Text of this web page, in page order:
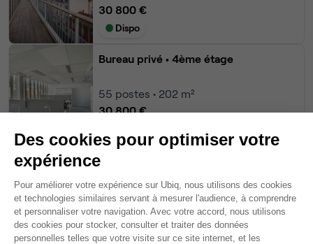
30 800 €
Dispo
Bureau privé • 4ème étage
55 postes • 202 m²
30 800 €
Bureau privé
49postes • 200 m²
25 137 €
Dispo
Des cookies pour optimiser votre
expérience
Plateforme de Gestion du
Pour améliorer votre expérience sur Ubiq, nous utilisons des cookies
et technologies similaires servant à mesurer l'audience, à comprendre
et personnaliser votre navigation. Avec votre accord, nous utilisons
des cookies pour stocker, consulter et traiter des données
personnelles telles que votre visite sur ce site internet, et les